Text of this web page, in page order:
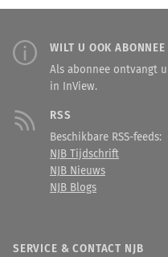
WILT U OOK
Als abonnee ontvangt
in InView.
RSS
Beschikbare RSS-feeds:
NJB Tijdschrift
NJB Nieuws
NJB Blogs
SERVICE & CONTACT NJB